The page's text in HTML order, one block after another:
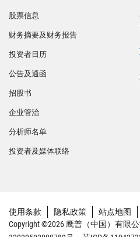
股票信息
财务摘要及财务报告
投资者日历
公告及通函
招股书
企业管治
分析师名单
投资者及媒体联络
使用条款 隐私政策 站点地图
Copyright ©2026 鹰普（中国）有限